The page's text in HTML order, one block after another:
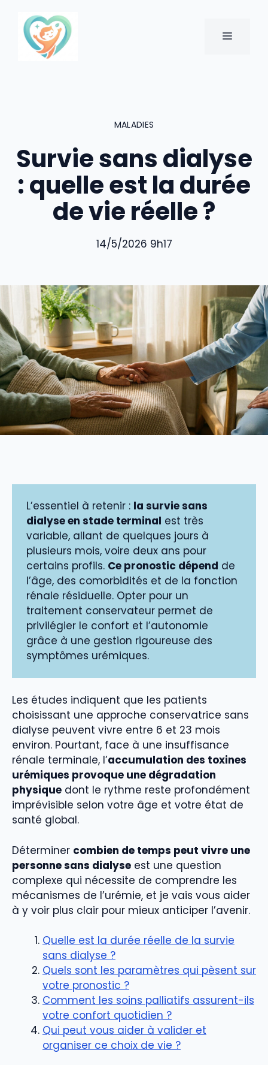
contenu
MENU
MALADIES
Survie sans dialyse
: quelle est la durée
de vie réelle ?
14/5/2026 9h17
L’essentiel à retenir : la survie sans
dialyse en stade terminal est très
variable, allant de quelques jours à
plusieurs mois, voire deux ans pour
certains profils. Ce pronostic dépend de
l’âge, des comorbidités et de la fonction
rénale résiduelle. Opter pour un
traitement conservateur permet de
privilégier le confort et l’autonomie
grâce à une gestion rigoureuse des
symptômes urémiques.
Les études indiquent que les patients
choisissant une approche conservatrice sans
dialyse peuvent vivre entre 6 et 23 mois
environ. Pourtant, face à une insuffisance
rénale terminale, l’accumulation des toxines
urémiques provoque une dégradation
physique dont le rythme reste profondément
imprévisible selon votre âge et votre état de
santé global.
Déterminer combien de temps peut vivre une
personne sans dialyse est une question
complexe qui nécessite de comprendre les
mécanismes de l’urémie, et je vais vous aider
à y voir plus clair pour mieux anticiper l’avenir.
Quelle est la durée réelle de la survie
sans dialyse ?
Quels sont les paramètres qui pèsent sur
votre pronostic ?
Comment les soins palliatifs assurent-ils
votre confort quotidien ?
Qui peut vous aider à valider et
organiser ce choix de vie ?